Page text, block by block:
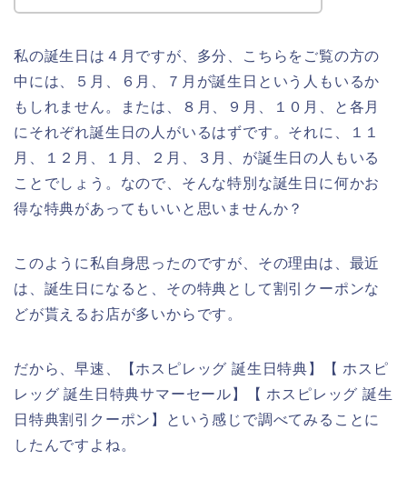
私の誕生日は４月ですが、多分、こちらをご覧の方の
中には、５月、６月、７月が誕生日という人もいるか
もしれません。または、８月、９月、１０月、と各月
にそれぞれ誕生日の人がいるはずです。それに、１１
月、１２月、１月、２月、３月、が誕生日の人もいる
ことでしょう。なので、そんな特別な誕生日に何かお
得な特典があってもいいと思いませんか？
このように私自身思ったのですが、その理由は、最近
は、誕生日になると、その特典として割引クーポンな
どが貰えるお店が多いからです。
だから、早速、【ホスピレッグ 誕生日特典】【 ホスピ
レッグ 誕生日特典サマーセール】【 ホスピレッグ 誕生
日特典割引クーポン】という感じで調べてみることに
したんですよね。